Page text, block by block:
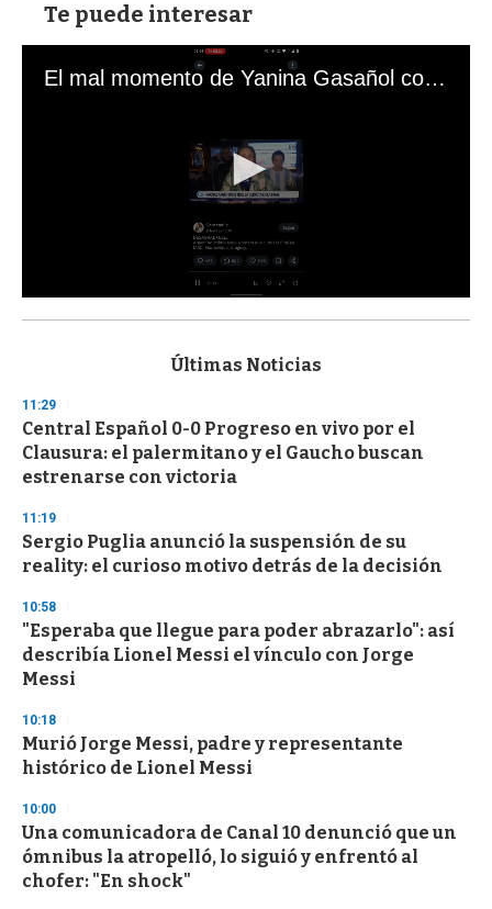
Te puede interesar
El mal momento de Yanina Gasañol con un hincha argentino en "Subrayado"
s
d
s
o
f
3
s
e
c
o
d
s
Últimas Noticias
11:29
Central Español 0-0 Progreso en vivo por el
Clausura: el palermitano y el Gaucho buscan
estrenarse con victoria
11:19
Sergio Puglia anunció la suspensión de su
reality: el curioso motivo detrás de la decisión
10:58
"Esperaba que llegue para poder abrazarlo": así
describía Lionel Messi el vínculo con Jorge
Messi
10:18
Murió Jorge Messi, padre y representante
histórico de Lionel Messi
10:00
Una comunicadora de Canal 10 denunció que un
ómnibus la atropelló, lo siguió y enfrentó al
chofer: "En shock"